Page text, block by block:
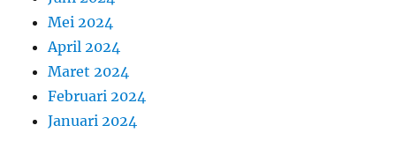
Mei 2024
April 2024
Maret 2024
Februari 2024
Januari 2024